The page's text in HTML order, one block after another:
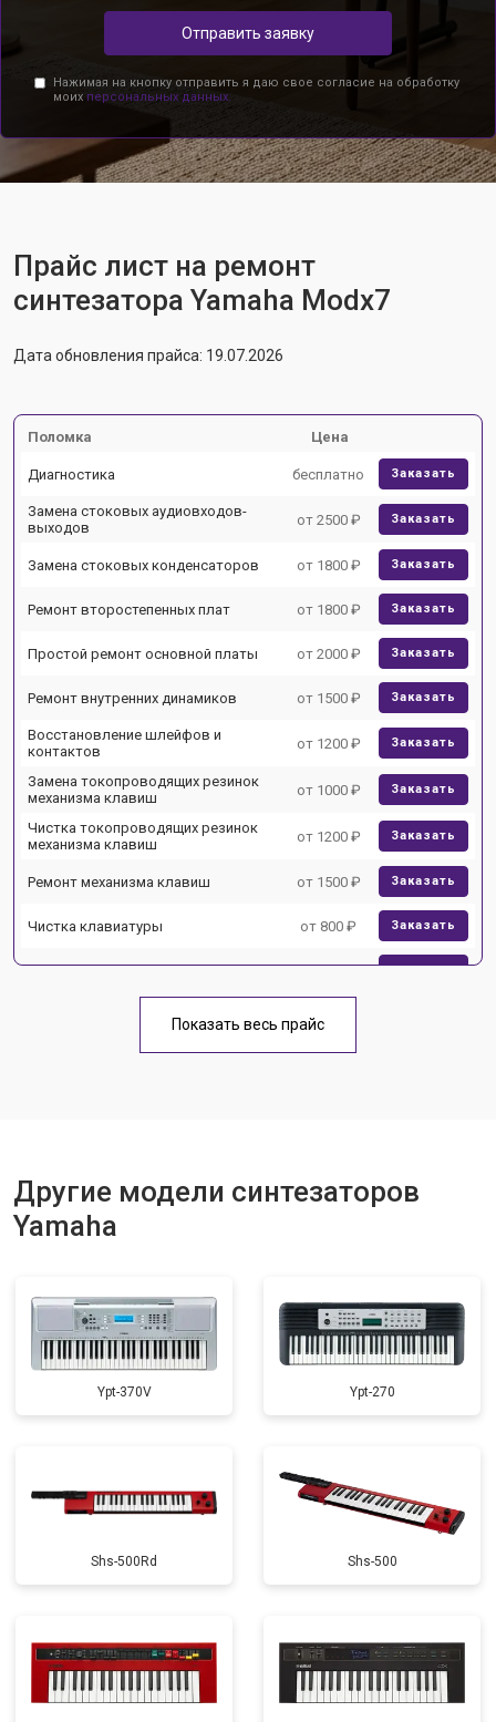
Отправить заявку
Нажимая на кнопку отправить я даю свое согласие на обработку
моих персональных данных.
Прайс лист на ремонт
синтезатора Yamaha Modx7
Дата обновления прайса: 19.07.2026
Поломка Цена
Диагностика бесплатно Заказать
Замена стоковых аудиовходов-
выходов
от 2500 ₽ Заказать
Замена стоковых конденсаторов от 1800 ₽ Заказать
Ремонт второстепенных плат от 1800 ₽ Заказать
Простой ремонт основной платы от 2000 ₽ Заказать
Ремонт внутренних динамиков от 1500 ₽ Заказать
Восстановление шлейфов и
контактов
от 1200 ₽ Заказать
Замена токопроводящих резинок
механизма клавиш
от 1000 ₽ Заказать
Чистка токопроводящих резинок
механизма клавиш
от 1200 ₽ Заказать
Ремонт механизма клавиш от 1500 ₽ Заказать
Чистка клавиатуры от 800 ₽ Заказать
Ремонт клавиш от 1500 ₽ Заказать
Замена клавиш и уплотнителей от 1000 ₽
Чистка и профилактика
Замена экрана от 1500 ₽ Заказать
Замена стоковых потенциометров
Показать весь прайс
Другие модели синтезаторов
Yamaha
Ypt-370V Ypt-270
Shs-500Rd Shs-500